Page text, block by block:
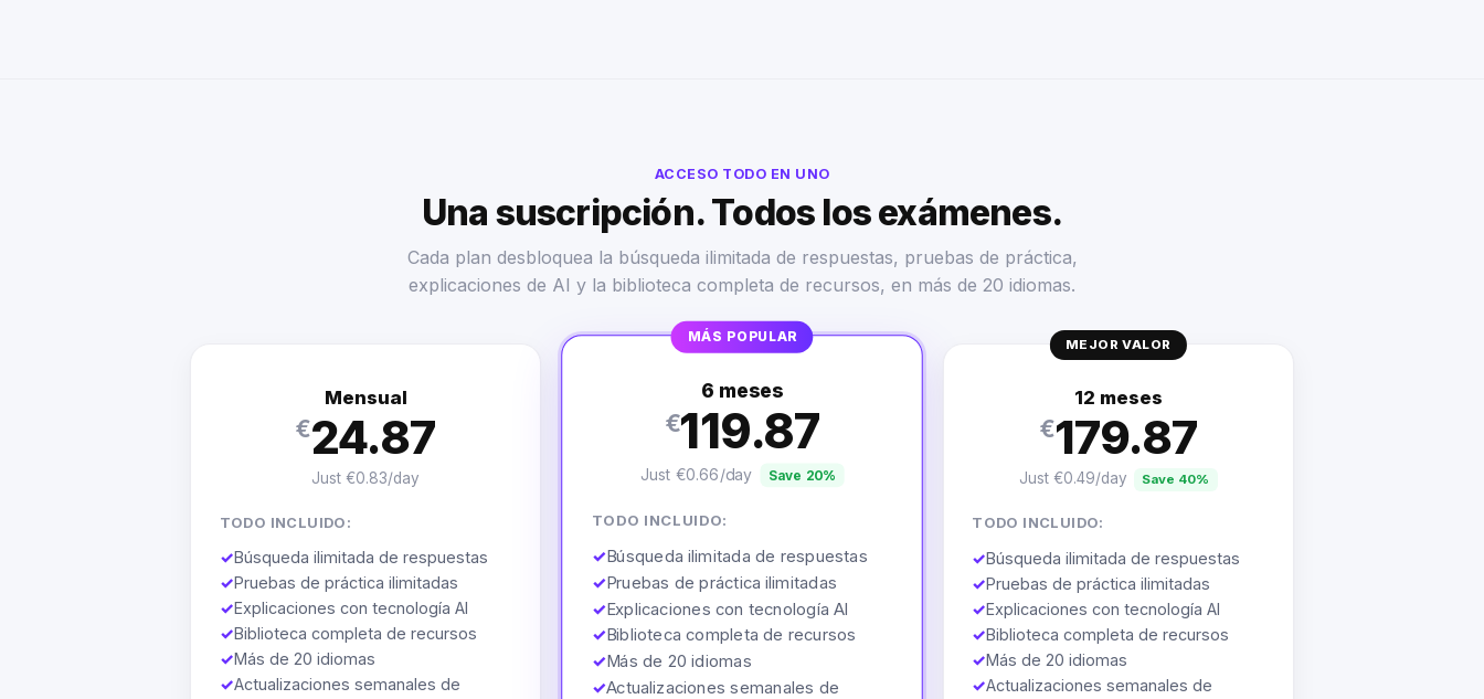
ACCESO TODO EN UNO
Una suscripción. Todos los exámenes.
Cada plan desbloquea la búsqueda ilimitada de respuestas, pruebas de práctica,
explicaciones de AI y la biblioteca completa de recursos, en más de 20 idiomas.
Mensual
€24.87
Just €0.83/day
TODO INCLUIDO:
✓Búsqueda ilimitada de respuestas
✓Pruebas de práctica ilimitadas
✓Explicaciones con tecnología AI
✓Biblioteca completa de recursos
✓Más de 20 idiomas
✓Actualizaciones semanales de
MÁS POPULAR
6 meses
€119.87
Just €0.66/day Save 20%
TODO INCLUIDO:
✓Búsqueda ilimitada de respuestas
✓Pruebas de práctica ilimitadas
✓Explicaciones con tecnología AI
✓Biblioteca completa de recursos
✓Más de 20 idiomas
✓Actualizaciones semanales de
MEJOR VALOR
12 meses
€179.87
Just €0.49/day Save 40%
TODO INCLUIDO:
✓Búsqueda ilimitada de respuestas
✓Pruebas de práctica ilimitadas
✓Explicaciones con tecnología AI
✓Biblioteca completa de recursos
✓Más de 20 idiomas
✓Actualizaciones semanales de